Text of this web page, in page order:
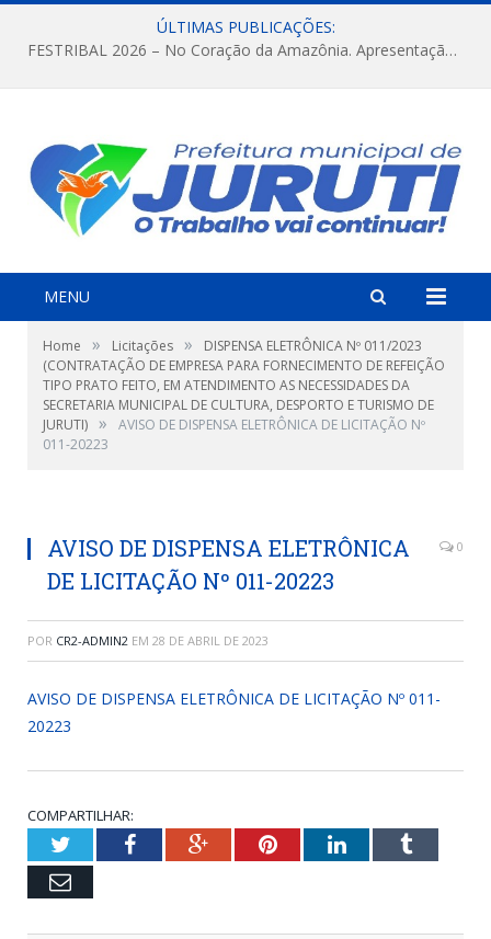
ÚLTIMAS PUBLICAÇÕES:
FESTRIBAL 2026 – No Coração da Amazônia. Apresentação da Munduruku.
MENU
Home » Licitações »
DISPENSA ELETRÔNICA Nº 011/2023
(CONTRATAÇÃO DE EMPRESA PARA FORNECIMENTO DE REFEIÇÃO
TIPO PRATO FEITO, EM ATENDIMENTO AS NECESSIDADES DA
SECRETARIA MUNICIPAL DE CULTURA, DESPORTO E TURISMO DE
JURUTI) »
AVISO DE DISPENSA ELETRÔNICA DE LICITAÇÃO Nº
011-20223
AVISO DE DISPENSA ELETRÔNICA
DE LICITAÇÃO Nº 011-20223
0
POR CR2-ADMIN2 EM 28 DE ABRIL DE 2023
AVISO DE DISPENSA ELETRÔNICA DE LICITAÇÃO Nº 011-
20223
COMPARTILHAR:
TwitterFacebookGoogle+PinterestLinkedInTumblr
Email